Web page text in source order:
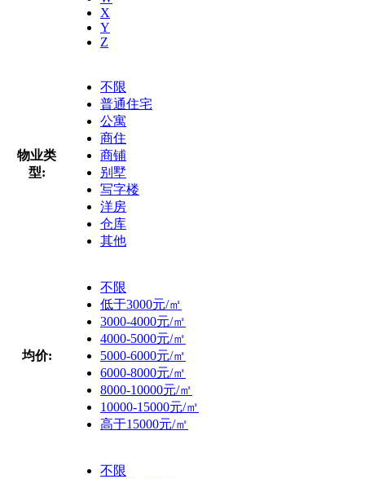
X
Y
Z
物业类
型:
不限
普通住宅
公寓
商住
商铺
别墅
写字楼
洋房
仓库
其他
均价:
不限
低于3000元/㎡
3000-4000元/㎡
4000-5000元/㎡
5000-6000元/㎡
6000-8000元/㎡
8000-10000元/㎡
10000-15000元/㎡
高于15000元/㎡
不限